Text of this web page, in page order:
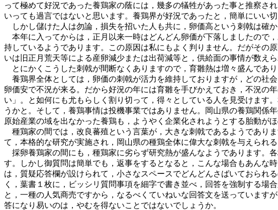
って極めて好況であった養鶏家の蔭には，幾多の犠牲があった事と推察さ
いっても過言ではないと思います。養鶏界が好況であったと，簡単にいい
しかし儲けた人は勿論，損失を招いた人も共に，卵価高という刺戟は確
本年に入ってからは，正月以来一時はどんどん卵価が下落しましたので
持しているようであります。この原因は私にもよく判りません。だがその
いは旧正月荒天等による産卵減少または出荷減等と，供給面の事情が数え
とにかくこうした刺戟が間断なくありますので，育雛熱は増々盛んであ
養鶏界全体としては，卵価の刺戟が活力を維持しておりますが，どの社
卵価安で不況が来る。だから好況の年には育雛を手びかえておき，不況の
い」。と如何にも尤もらしく割り切って，得々としている人を見受けます
うかと。そして，養鶏事情は投機事業ではありません。岡山県の養鶏関係
原始産業の域を出なかった養鶏も，ようやく企業化されようとする胎動が
種鶏家の間では，改良蕃殖という言葉が，大きな刺戟であるようであり
て，本格的な研究が実施され，岡山県の種鶏全体に偉大な刺戟を与えられ
採卵養鶏家の間にも，種鶏家に劣らず研究熱が盛んなようであります。
す。しかし御質問は簡単でも，返事をするとなると，こんな場合もあんな
は，質疑応答欄が設けられて，小さなスペースでどんどんさばいておられ
く，葉書１枚に，ビッシリ質問事項を細字で書き並べ，回答を強制する場
と，一種の人気商売ですから，なるべくていねいな回答文を送っています
答になり易いのは，やむを得ないことではないでしょうか。